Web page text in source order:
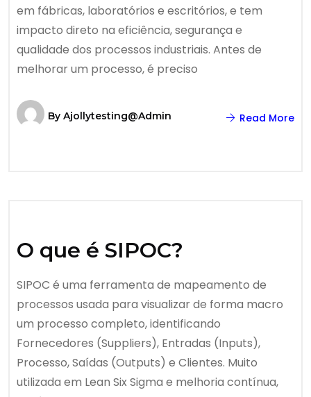
em fábricas, laboratórios e escritórios, e tem
impacto direto na eficiência, segurança e
qualidade dos processos industriais. Antes de
melhorar um processo, é preciso
By Ajollytesting@admin Read More
O que é SIPOC?
SIPOC é uma ferramenta de mapeamento de
processos usada para visualizar de forma macro
um processo completo, identificando
Fornecedores (Suppliers), Entradas (Inputs),
Processo, Saídas (Outputs) e Clientes. Muito
utilizada em Lean Six Sigma e melhoria contínua,